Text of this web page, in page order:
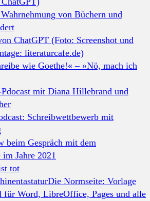
von Büchern und
wie Goethe!« – »Nö, mach ich
Schreibwettbewerb mit
tot
Die Normseite: Vorlage
für Word, LibreOffice, Pages und alle